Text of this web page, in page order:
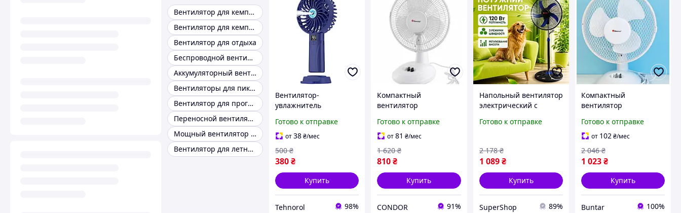
Вентилятор для кемпинга
Вентилятор для кемпинга и туризма
Вентилятор для отдыха
Беспроводной вентилятор для отдыха на свежем воздухе
Аккумуляторный вентилятор для активного отдыха
Вентиляторы для пикника
Вентилятор для прогулок и отдыха
Переносной вентилятор для отдыха и туризма
Мощный вентилятор для активного отдыха
Вентилятор для летнего отдыха
Вентилятор-
увлажнитель
LED дисплеем и 5
режимами, USB-
зарядка (коробка
пошкоджена)
Готово к отправке
от38₴/мес
380₴
500 ₴
Купить
Tehnorol 98%
Компактный
вентилятор
для отдыха на природе
Готово к отправке
от81 ₴/мес
810₴
1 620 ₴
Купить
CONDOR 91%
Напольный вентилятор
электрический с
3 скоростями для дома
Готово к отправке
1 089 ₴
2 178 ₴
Купить
SuperShop 89%
Компактный
вентилятор
для отдыха на природе
Domotec 40 вт
Готово к отправке
от 102₴/мес
1 023₴
2 046 ₴
Купить
Buntar 100%